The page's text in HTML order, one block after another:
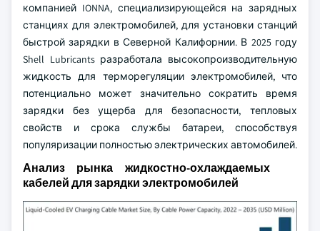
компанией IONNA, специализирующейся на зарядных
станциях для электромобилей, для установки станций
быстрой зарядки в Северной Калифорнии. В 2025 году
Shell Lubricants разработала высокопроизводительную
жидкость для терморегуляции электромобилей, что
потенциально может значительно сократить время
зарядки без ущерба для безопасности, тепловых
свойств и срока службы батареи, способствуя
популяризации полностью электрических автомобилей.
Анализ рынка жидкостно-охлаждаемых
кабелей для зарядки электромобилей